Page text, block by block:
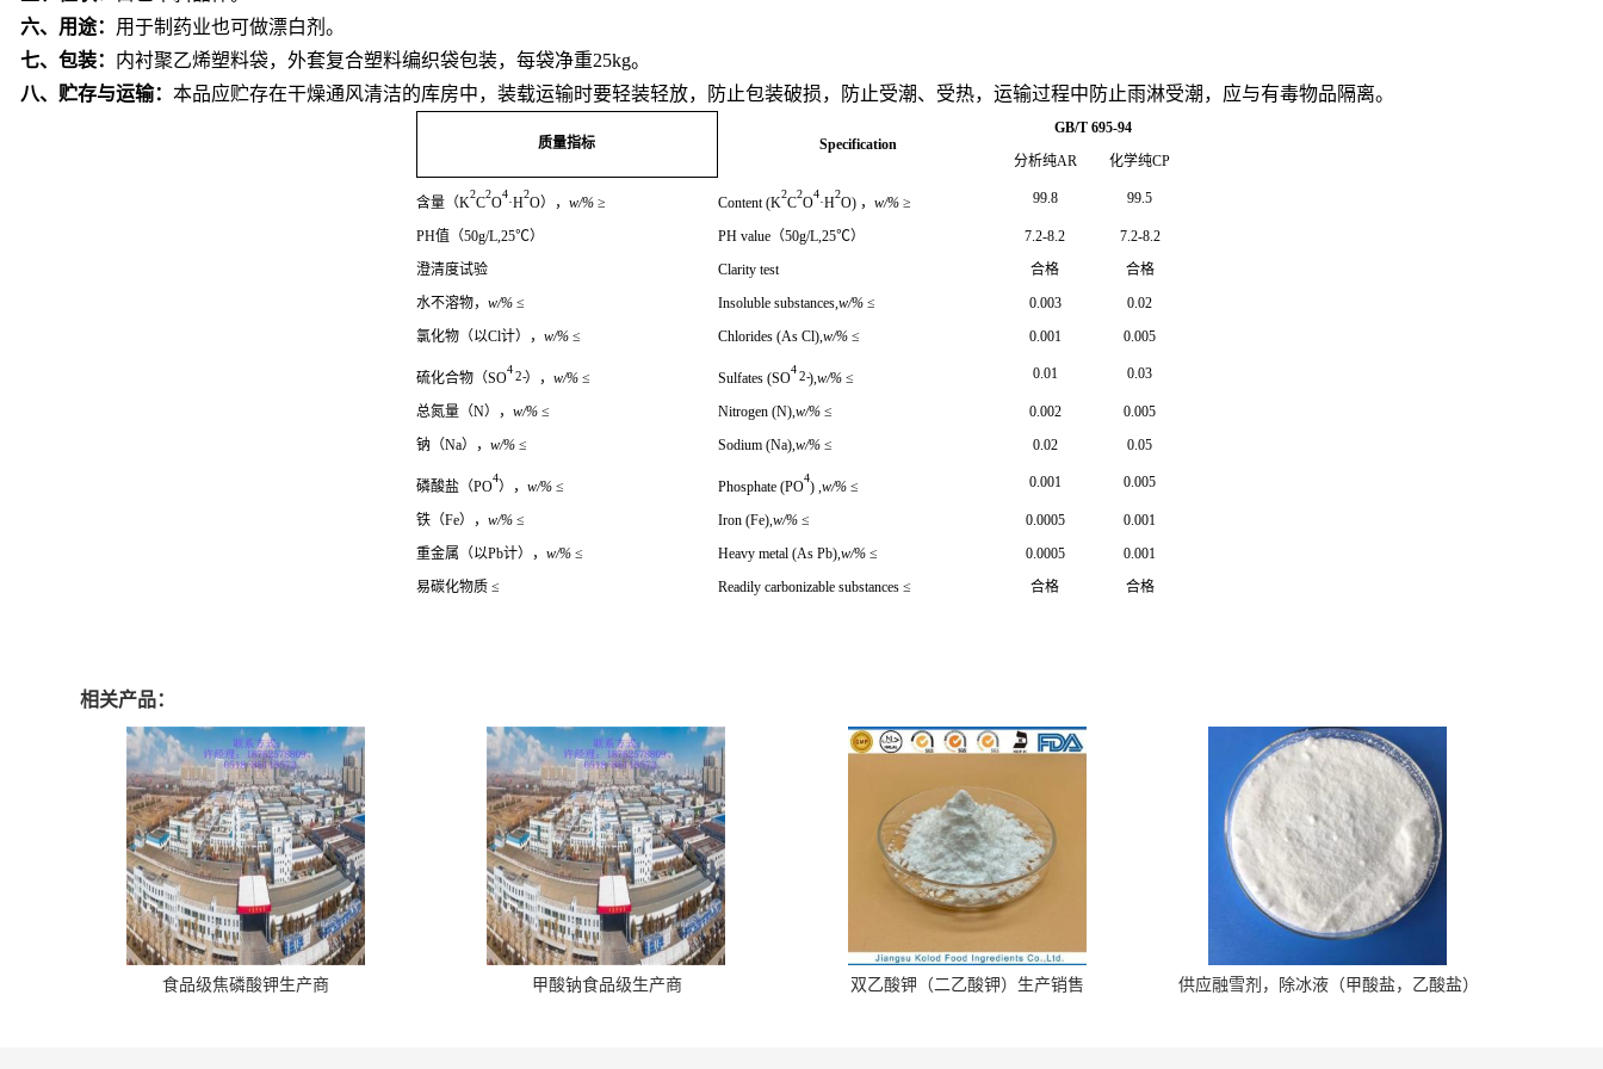
六、用途： 用于制药业也可做漂白剂。
七、包装： 内衬聚乙烯塑料袋， 外套复合塑料编织袋包装，每袋净重25kg。
八、贮存与运输： 本品应贮存在干燥通风清洁的库房中，装载运输时要轻装轻放，防止包装破损，防止受潮、受热，运输过程中防止雨淋受潮，应与有毒物品隔离。
质量指标 Specification
GB/T 695-94
分析纯AR 化学纯CP
含量（K
2
C
2
O
4
·H
2
O）， w/% ≥ Content(K
2
C
2
O
4
·H
2
O) ， w/% ≥ 99.8 99.5
PH值（50g/L,25℃） PH value（50g/L,25℃） 7.2-8.2
7.2-8.2
澄清度试验
Clarity test 合格
合格
水不溶物， w/% ≤ Insoluble substances,w/% ≤ 0.003
0.02
氯化物（以Cl计）， w/% ≤ Chlorides (As Cl),w/% ≤ 0.001 0.005
硫化合物（SO
4 2-）， w/% ≤ Sulfates (SO
4 2-),w/% ≤ 0.01 0.03
总氮量（N）， w/% ≤ Nitrogen (N),w/% ≤ 0.002
0.005
钠（Na）， w/% ≤ Sodium (Na),w/% ≤ 0.02 0.05
磷酸盐（PO
4
）， w/% ≤ Phosphate (PO
4
) ,w/% ≤ 0.001 0.005
铁（Fe）， w/% ≤ Iron (Fe),w/% ≤ 0.0005
0.001
重金属（以Pb计）， w/% ≤ Heavy metal (As Pb),w/% ≤ 0.0005
0.001
易碳化物质 ≤ Readily carbonizable substances ≤ 合格 合格
相关产品：
食品级焦磷酸钾生产商 甲酸钠食品级生产商 双乙酸钾（二乙酸钾）生产销售 供应融雪剂，除冰液（甲酸盐，乙酸盐）